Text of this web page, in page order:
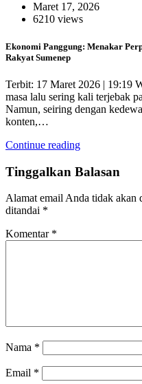
Maret 17, 2026
6210 views
Ekonomi Panggung: Menakar
Rakyat Sumenep
Terbit: 17 Maret 2026 | 19:19
masa lalu sering kali terjebak
Namun, seiring dengan
konten,…
Continue reading
Tinggalkan Balasan
Alamat email Anda tidak akan
ditandai *
Komentar *
Nama *
Email *